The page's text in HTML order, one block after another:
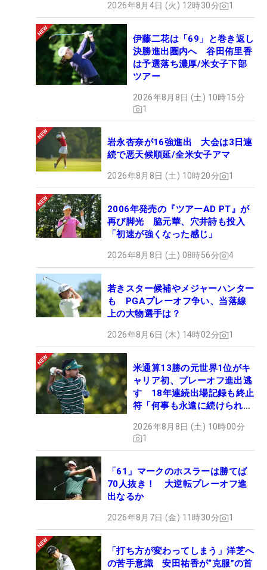
2026年8月4日 (火) 12時30分 1
伊藤二花は「69」と巻き返し
決勝進出圏内へ 谷田侑里香
は予選落ち濃厚/米女子下部
ツアー
2026年8月8日 (土) 10時15分
1
岩永杏奈が16強進出 大会は3日連
続で悪天候順延/全米女子アマ
2026年8月8日 (土) 10時20分 1
2006年発売の『ツアーAD PT』が
再び脚光 脇元華、穴井詩も投入
「初速が強くなった感じ」
2026年8月8日 (土) 08時56分 4
若きスター候補やメジャーハンター
も PGAプレーオフ争い、当落線
上の大物選手は？
2026年8月6日 (木) 14時02分 1
米通算13勝の元世界1位がキ
ャリア初、プレーオフ進出逃
す 18年連続出場記録も終止
符「何事も永遠に続けられな
2026年8月8日 (土) 10時00分
1
「61」マークのホスラーは勝てば
70人抜き！ 大逆転プレーオフ進
出なるか
2026年8月7日 (金) 11時30分 1
「打ち方が変わってしまう」洋芝へ
の苦手意識 安田祐香が“克服”の首